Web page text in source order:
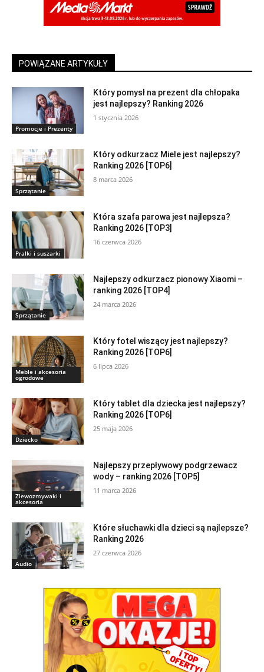
POWIĄZANE ARTYKUŁY
Promocje i Prezenty
Który pomysł na prezent dla chłopaka
jest najlepszy? Ranking 2026
1 stycznia 2026
Sprzątanie
Który odkurzacz Miele jest najlepszy?
Ranking 2026 [TOP6]
8 marca 2026
Pralki i suszarki
Która szafa parowa jest najlepsza?
Ranking 2026 [TOP3]
16 czerwca 2026
Sprzątanie
Najlepszy odkurzacz pionowy Xiaomi –
ranking 2026 [TOP4]
24 marca 2026
Meble i akcesoria
ogrodowe
Który fotel wiszący jest najlepszy?
Ranking 2026 [TOP6]
6 lipca 2026
Dziecko
Który tablet dla dziecka jest najlepszy?
Ranking 2026 [TOP6]
25 maja 2026
Zlewozmywaki i
akcesoria
Najlepszy przepływowy podgrzewacz
wody – ranking 2026 [TOP5]
11 marca 2026
Audio
Które słuchawki dla dzieci są najlepsze?
Ranking 2026
27 czerwca 2026